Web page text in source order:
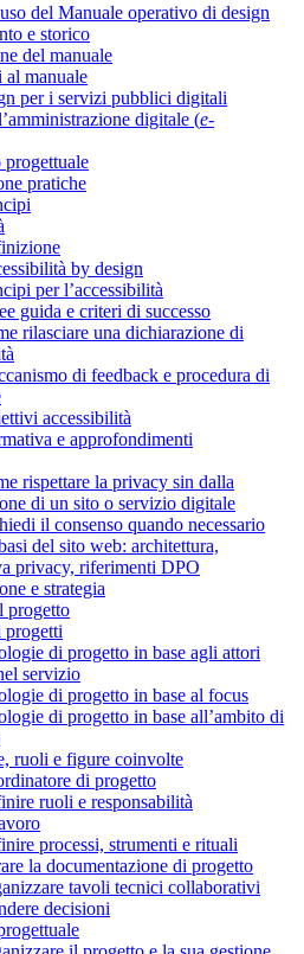
del Manuale operativo di design
e storico
del manuale
al manuale
per i servizi pubblici digitali
digitale (e-
progettuale
pratiche
by design
per l’accessibilità
guida e criteri di successo
rilasciare una dichiarazione di
di feedback e procedura di
accessibilità
e approfondimenti
rispettare la privacy sin dalla
di un sito o servizio digitale
il consenso quando necessario
del sito web: architettura,
privacy, riferimenti DPO
e strategia
progetto
di progetto in base agli attori
servizio
di progetto in base al focus
di progetto in base all’ambito di
ruoli e figure coinvolte
di progetto
ruoli e responsabilità
processi, strumenti e rituali
la documentazione di progetto
tavoli tecnici collaborativi
decisioni